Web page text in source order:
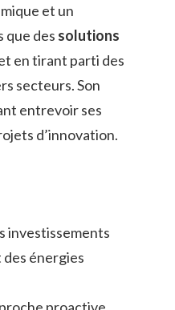
et un
que des solutions
en tirant parti des
secteurs. Son
entrevoir ses
d’innovation.
investissements
énergies